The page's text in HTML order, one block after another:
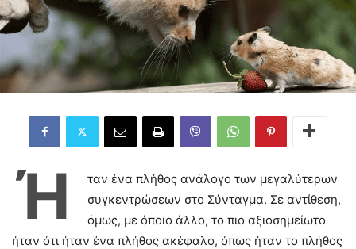
Ή
ταν ένα πλήθος ανάλογο των μεγαλύτερων
συγκεντρώσεων στο Σύνταγμα. Σε αντίθεση,
όμως, με όποιο άλλο, το πιο αξιοσημείωτο
ήταν ότι ήταν ένα πλήθος ακέφαλο, όπως ήταν το πλήθος